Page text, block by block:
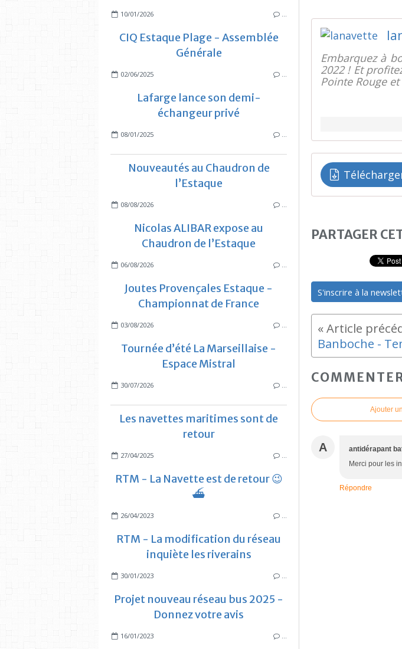
Embarquez à
2022 ! Et
Pointe Rouge
PARTAGER
S'inscrire à la
Ajouter
A antidérapant
Merci pour les
Répondre
10/01/2026
CIQ Estaque Plage - Assemblée
Générale
02/06/2025
Lafarge lance son demi-
échangeur privé
08/01/2025
Nouveautés au Chaudron de
l’Estaque
08/08/2026
Nicolas ALIBAR expose au
Chaudron de l’Estaque
06/08/2026
Joutes Provençales Estaque -
Championnat de France
03/08/2026
Tournée d’été La Marseillaise -
Espace Mistral
30/07/2026
Les navettes maritimes sont de
retour
27/04/2025
RTM - La Navette est de retour 😉
⛴️
26/04/2023
RTM - La modification du réseau
inquiète les riverains
30/01/2023
Projet nouveau réseau bus 2025 -
Donnez votre avis
16/01/2023